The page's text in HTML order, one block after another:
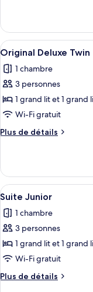
le
type
de
chambre
Suite
(C)
Afficher
toutes
les
photos
pour
ce
type
de
Original
Deluxe
Twin
12
Original Deluxe Twin
1 chambre
3 personnes
1 grand lit et 1 grand
Wi-Fi gratuit
Plus de détails
Plus
le
type
de
Original
Deluxe
Afficher
toutes
les
photos
pour
ce
type
de
23
Suite Junior
1 chambre
3 personnes
1 grand lit et 1 grand
Wi-Fi gratuit
Plus de détails
Plus